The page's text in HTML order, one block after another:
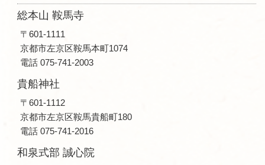
総本山 鞍馬寺
〒601-1111
京都市左京区鞍馬本町1074
電話 075-741-2003
貴船神社
〒601-1112
京都市左京区鞍馬貴船町180
電話 075-741-2016
和泉式部 誠心院